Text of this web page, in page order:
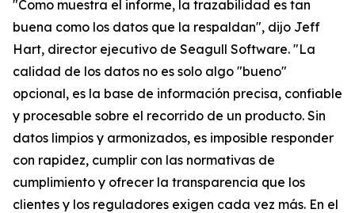
"Como muestra el informe, la trazabilidad es tan
buena como los datos que la respaldan", dijo Jeff
Hart, director ejecutivo de Seagull Software. "La
calidad de los datos no es solo algo "bueno"
opcional, es la base de información precisa, confiable
y procesable sobre el recorrido de un producto. Sin
datos limpios y armonizados, es imposible responder
con rapidez, cumplir con las normativas de
cumplimiento y ofrecer la transparencia que los
clientes y los reguladores exigen cada vez más. En el